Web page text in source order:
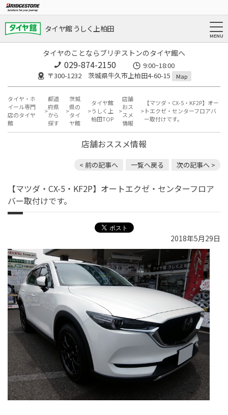
タイヤ館 うしく上柏田
タイヤのことならブリヂストンのタイヤ館へ
029-874-2150
9:00~18:00
〒300-1232 茨城県牛久市上柏田4-60-15
Map
タイヤ・ホ
イール専門
店のタイヤ
館
都道
府県
から
探す
茨城
県の
タイ
ヤ館
タイヤ館
うしく上
柏田TOP
店舗
おス
スメ
情報
【マツダ・CX-5・KF2P】オー
トエクゼ・センターフロアバ
ー取付けです。
店舗おススメ情報
< 前の記事へ 一覧へ戻る 次の記事へ >
【マツダ・CX-5・KF2P】オートエクゼ・センターフロア
バー取付けです。
2018年5月29日